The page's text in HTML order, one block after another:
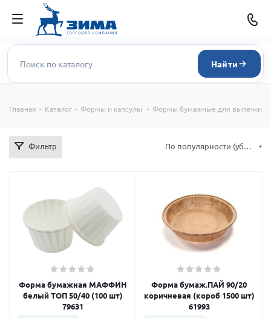
Найти
Главная - Каталог - Формы и капсулы - Формы бумажные для выпечки
Фильтр По популярности (убывание)
Форма бумажная МАФФИН
белый ТОП 50/40 (100 шт)
79631
Форма бумаж.ПАЙ 90/20
коричневая (короб 1500 шт)
61993